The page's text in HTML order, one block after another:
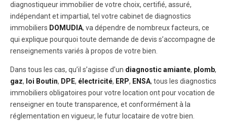
diagnostiqueur immobilier de votre choix, certifié, assuré,
indépendant et impartial, tel votre cabinet de diagnostics
immobiliers DOMUDIA, va dépendre de nombreux facteurs, ce
qui explique pourquoi toute demande de devis s’accompagne de
renseignements variés à propos de votre bien.
Dans tous les cas, qu’il s’agisse d’un diagnostic amiante, plomb,
gaz, loi Boutin, DPE, électricité, ERP, ENSA, tous les diagnostics
immobiliers obligatoires pour votre location ont pour vocation de
renseigner en toute transparence, et conformément à la
réglementation en vigueur, le futur locataire de votre bien.